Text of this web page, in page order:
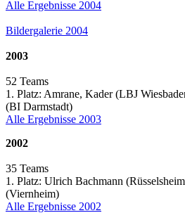
Alle Ergebnisse 2004
Bildergalerie 2004
2003
52 Teams
1. Platz: Amrane, Kader (LBJ
(BI Darmstadt)
Alle Ergebnisse 2003
2002
35 Teams
1. Platz: Ulrich Bachmann
(Viernheim)
Alle Ergebnisse 2002